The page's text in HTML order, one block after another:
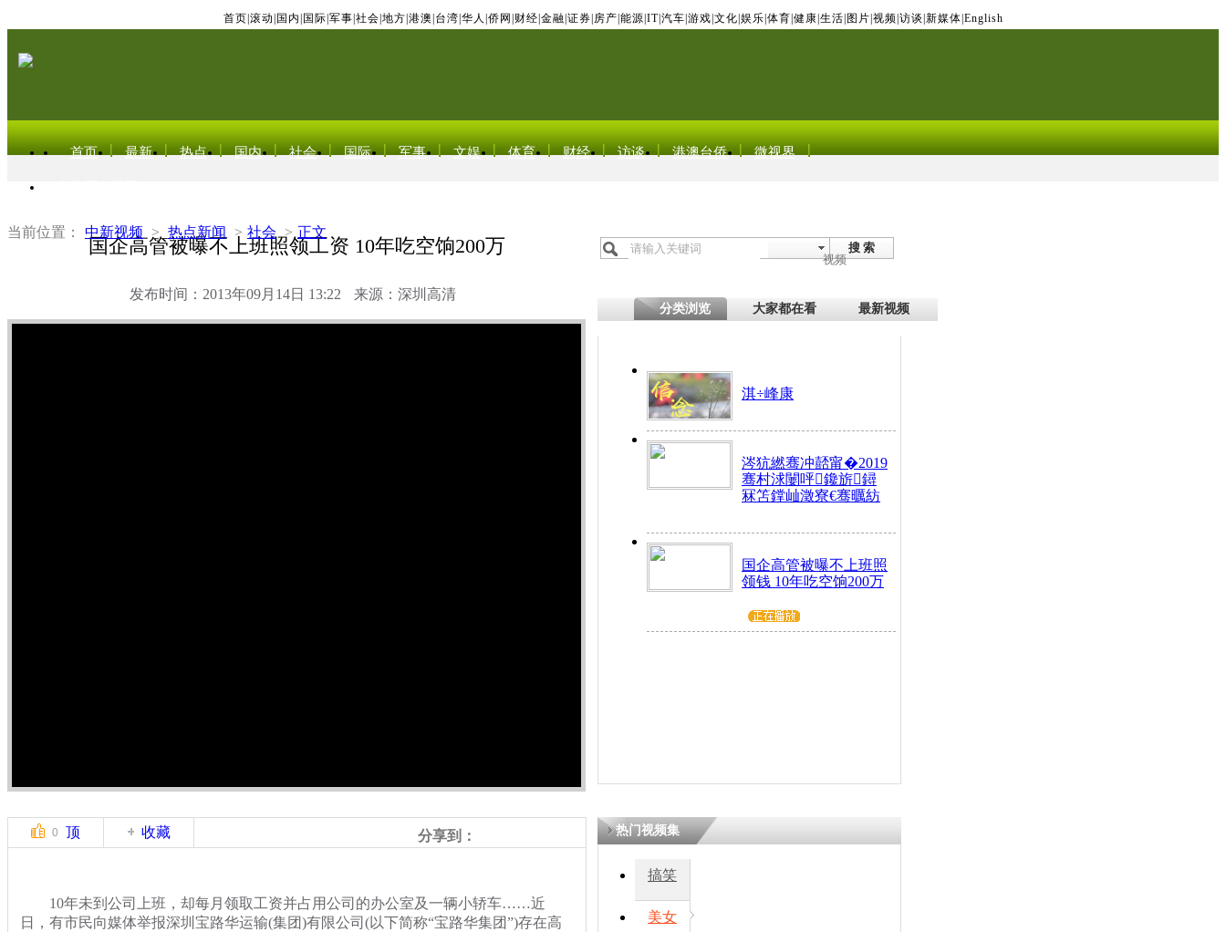
首页 滚动 国内 国际 军事 社会 地方 港澳 台湾 华人 侨网 财经 金融 证券 房产 能源 IT| 汽车 游戏 文化 娱乐 体育 健康 生活 图片 视频 访谈 新媒体 English
首页 最新 热点 国内 社会 国际 军事 文娱 体育 财经 访谈 港澳台侨 微视界
当前位置： 中新视频 > 热点新闻 > 社会 > 正文
国企高管被曝不上班照领工资 10年吃空饷200万
发布时间：2013年09月14日 13:22 来源：深圳高清
搜 索
视频
分类浏览 大家都在看 最新视频
淇÷峰康
涔犺繎骞冲嚭甯�2019
骞村浗闄呯鑱旂鐞
冧笘鐣屾澂寮€骞曞紡
国企高管被曝不上班照
领钱 10年吃空饷200万
0 顶 收藏 分享到：
10年未到公司上班，却每月领取工资并占用公司的办公室及一辆小轿车……近
日，有市民向媒体举报深圳宝路华运输(集团)有限公司(以下简称“宝路华集团”)存在高
热门视频集
搞笑
美女